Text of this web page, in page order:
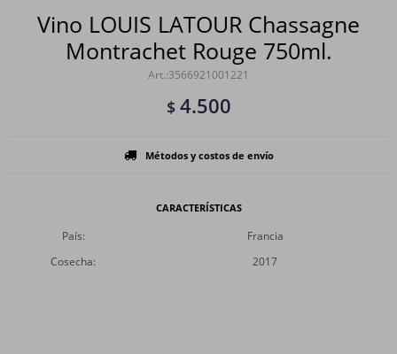
Vino LOUIS LATOUR Chassagne
Montrachet Rouge 750ml.
3566921001221
$ 4.500
Métodos y costos de envío
CARACTERÍSTICAS
País
Francia
Cosecha
2017